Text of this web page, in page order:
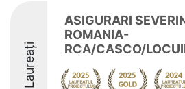
Laureați
ASIGURARI
ROMANIA-
RCA/CASCO/